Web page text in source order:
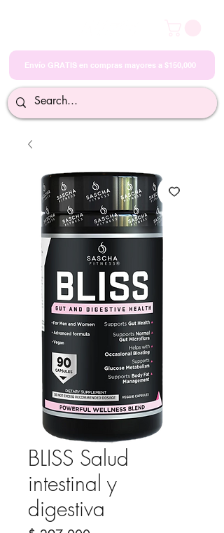
Envío GRATIS en compras mayores a $150,000
BLISS Salud
intestinal y
digestiva